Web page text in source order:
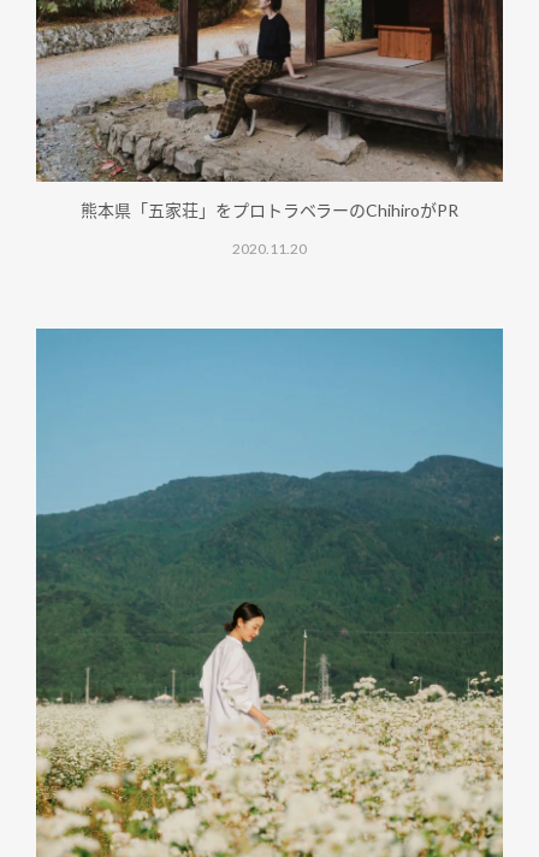
熊本県「五家荘」をプロトラベラーのChihiroがPR
2020.11.20